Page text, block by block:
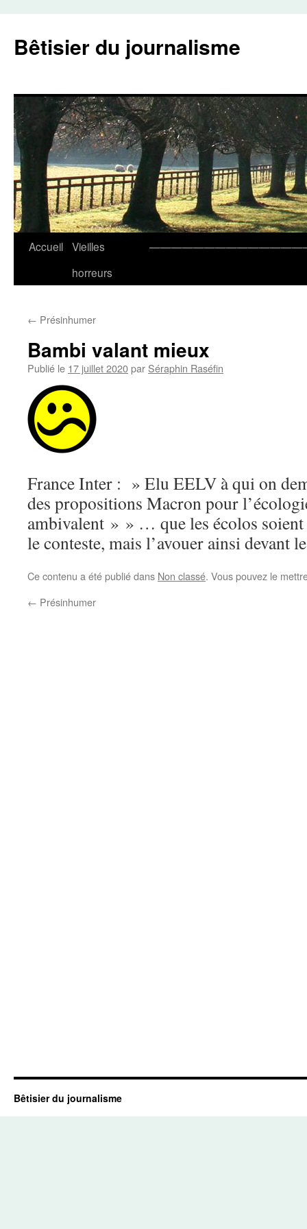
contenu
Bêtisier du journalisme
Accueil Vieilles
horreurs
← Présinhumer
Bambi valant mieux
Publié le 17 juillet 2020par Séraphin Raséfin
France Inter : » Elu EELV à qui on
des propositions Macron pour
ambivalent » » … que les écolos soient
le conteste, mais l’avouer ainsi devant
Ce contenu a été publié dans Non classé. Vous pouvez le
← Présinhumer
Bêtisier du journalisme